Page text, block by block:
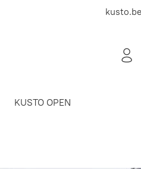
KUSTO OPEN